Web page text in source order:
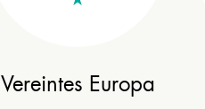
Vereintes Europa